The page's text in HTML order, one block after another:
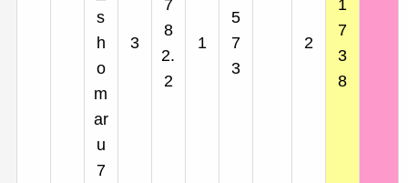
s
h
o
m
ar
u
7
3
7
8
2.
2
1
5
7
3
2
1
7
3
8